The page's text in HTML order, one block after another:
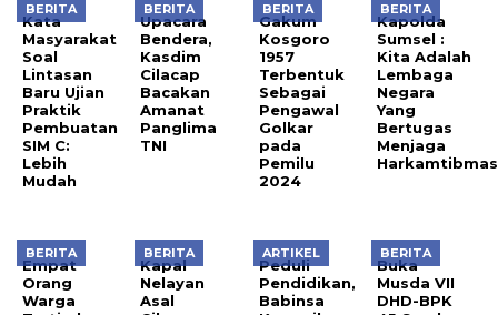
BERITA
Kata
Masyarakat
Soal
Lintasan
Baru Ujian
Praktik
Pembuatan
SIM C:
Lebih
Mudah
BERITA
Upacara
Bendera,
Kasdim
Cilacap
Bacakan
Amanat
Panglima
TNI
BERITA
Gakum
Kosgoro
1957
Terbentuk
Sebagai
Pengawal
Golkar
pada
Pemilu
2024
BERITA
Kapolda
Sumsel :
Kita Adalah
Lembaga
Negara
Yang
Bertugas
Menjaga
Harkamtibmas
BERITA
Empat
Orang
Warga
BERITA
Kapal
Nelayan
Asal
ARTIKEL
Peduli
Pendidikan,
Babinsa
BERITA
Buka
Musda VII
DHD-BPK